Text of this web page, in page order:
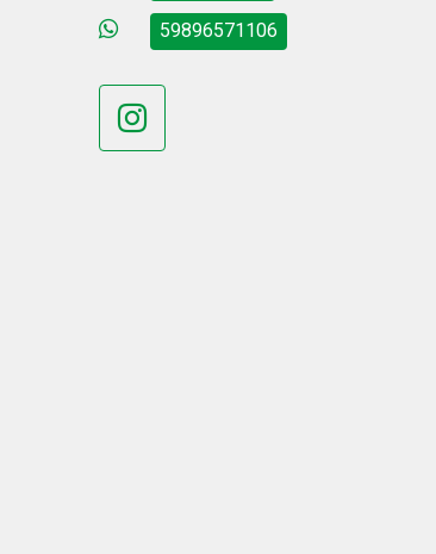
59896571106